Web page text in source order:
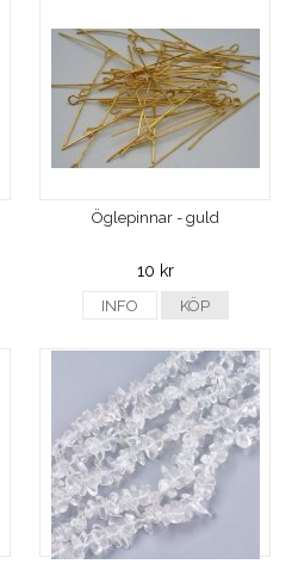
Öglepinnar - guld
10 kr
INFO KÖP